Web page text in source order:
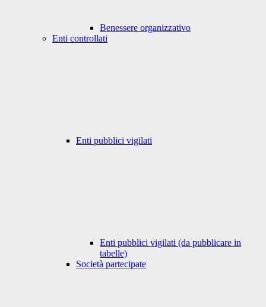
Benessere organizzativo
Enti controllati
Enti pubblici vigilati
Enti pubblici vigilati (da pubblicare in
tabelle)
Società partecipate